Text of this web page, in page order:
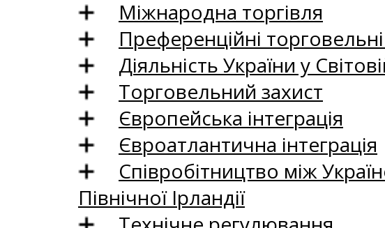
Міжнародна торгівля
Преференційні
Діяльність України у
Торговельний захист
Європейська інтеграція
Євроатлантична інтеграція
Співробітництво між
Північної Ірландії